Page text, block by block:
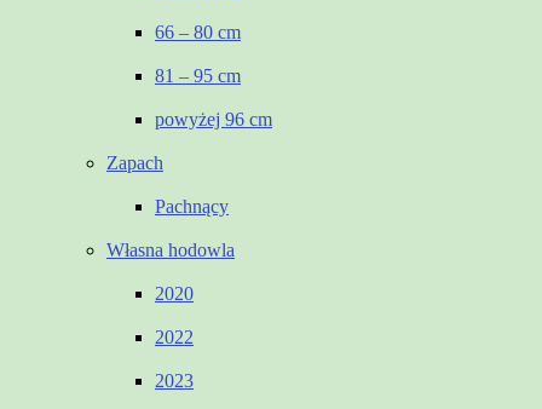
66 – 80 cm
81 – 95 cm
powyżej 96 cm
Zapach
Pachnący
Własna hodowla
2020
2022
2023